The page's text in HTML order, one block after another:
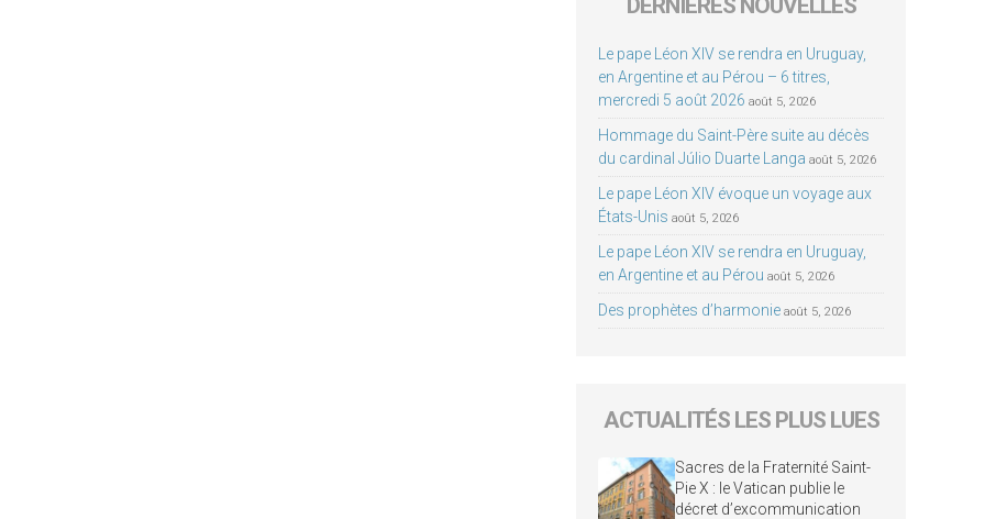
DERNIÈRES NOUVELLES
Le pape Léon XIV se rendra en Uruguay,
en Argentine et au Pérou – 6 titres,
mercredi 5 août 2026 août 5, 2026
Hommage du Saint-Père suite au décès
du cardinal Júlio Duarte Langa août 5, 2026
Le pape Léon XIV évoque un voyage aux
États-Unis août 5, 2026
Le pape Léon XIV se rendra en Uruguay,
en Argentine et au Pérou août 5, 2026
Des prophètes d’harmonie août 5, 2026
ACTUALITÉS LES PLUS LUES
Sacres de la Fraternité Saint-
Pie X : le Vatican publie le
décret d’excommunication